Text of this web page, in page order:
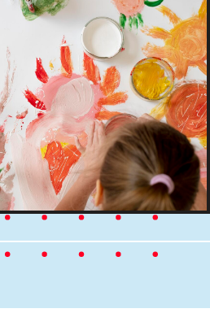
на
и
их к
колледж и